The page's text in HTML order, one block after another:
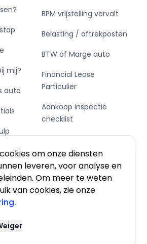
om onze diensten
leveren, voor analyse en
Om meer te weten
van cookies, zie onze
mij?
auto
BPM vrijstelling vervalt
Belasting / aftrekposten
BTW of Marge auto
Financial Lease
Particulier
Aankoop inspectie
checklist
Private Leasen,
Financieren of Kopen?
Inc. Alle rechten voorbehouden.